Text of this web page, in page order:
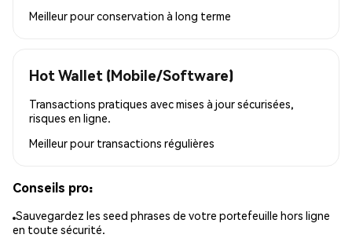
Meilleur pourconservation à long terme
Hot Wallet (Mobile/Software)
Transactions pratiques avec mises à jour sécurisées,
risques en ligne.
Meilleur pour transactions régulières
Conseils pro:
Sauvegardez les seed phrases de votre portefeuille hors ligne
en toute sécurité.